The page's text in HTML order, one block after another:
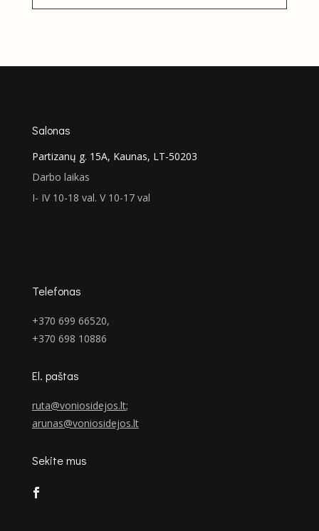
Salonas
Partizanų g. 15A, Kaunas, LT-50203
Darbo laikas
I- IV 10-18 val. V 10-17 val
Telefonas
+370 699 66520,
+370 698 10886
El. paštas
ruta@voniosidejos.lt;
arunas@voniosidejos.lt
Sekite mus